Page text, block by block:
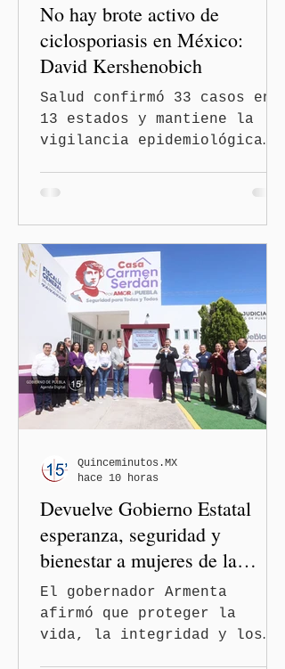
No hay brote activo de
ciclosporiasis en México:
David Kershenobich
Salud confirmó 33 casos en
13 estados y mantiene la
vigilancia epidemiológica
Kershenobich Stalnikowitz,
aseguró que en México no
existe un brote activo de
ciclosporiasis, luego de
los recientes reportes de
casos en Estados Unidos y
de viajeros del Reino Unido
que visitaron territorio
mexicano. A través de un
mensaje difundido en redes
informó que la Secretaría
de Salud activó de mane
Devuelve Gobierno Estatal
esperanza, seguridad y
bienestar a mujeres de la
periferia urbana
El gobernador Armenta
afirmó que proteger la
vida, la integridad y los
Quinceminutos.MX
hace 10 horas